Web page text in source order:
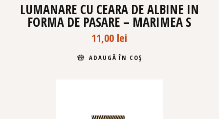
LUMANARE CU CEARA DE ALBINE IN
FORMA DE PASARE – MARIMEA S
11,00 lei
ADAUGĂ ÎN COȘ